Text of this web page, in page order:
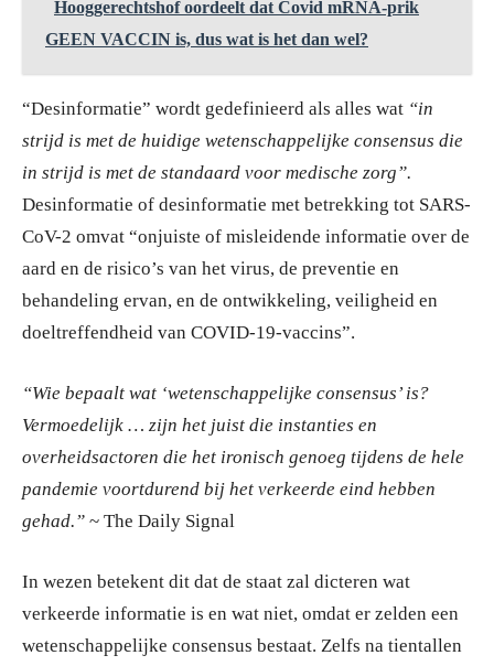
Hooggerechtshof oordeelt dat Covid mRNA-prik
GEEN VACCIN is, dus wat is het dan wel?
“Desinformatie” wordt gedefinieerd als alles wat “in
strijd is met de huidige wetenschappelijke consensus die
in strijd is met de standaard voor medische zorg”.
Desinformatie of desinformatie met betrekking tot SARS-
CoV-2 omvat “onjuiste of misleidende informatie over de
aard en de risico’s van het virus, de preventie en
behandeling ervan, en de ontwikkeling, veiligheid en
doeltreffendheid van COVID-19-vaccins”.
“Wie bepaalt wat ‘wetenschappelijke consensus’ is?
Vermoedelijk … zijn het juist die instanties en
overheidsactoren die het ironisch genoeg tijdens de hele
pandemie voortdurend bij het verkeerde eind hebben
gehad.” ~ The Daily Signal
In wezen betekent dit dat de staat zal dicteren wat
verkeerde informatie is en wat niet, omdat er zelden een
wetenschappelijke consensus bestaat. Zelfs na tientallen